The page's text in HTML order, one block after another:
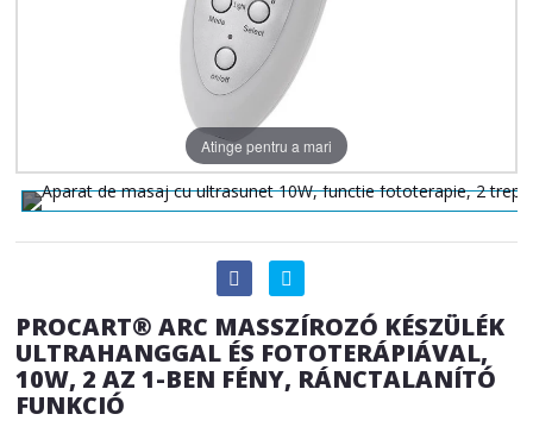
Atinge pentru a mari
PROCART® ARC MASSZÍROZÓ KÉSZÜLÉK
ULTRAHANGGAL ÉS FOTOTERÁPIÁVAL,
10W, 2 AZ 1-BEN FÉNY, RÁNCTALANÍTÓ
FUNKCIÓ